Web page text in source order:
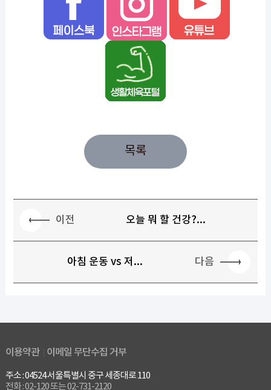
목록
이전 오늘 뭐 할 건강?...
아침 운동 vs 저... 다음
이용약관 이메일 무단수집 거부
주소 : 04524 서울특별시 중구 세종대로 110
전화 : 02-120 또는 02-731-2120